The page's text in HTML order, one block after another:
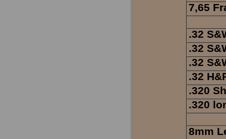
7,65
.32
.32
.32
.32
.320
.320
8mm